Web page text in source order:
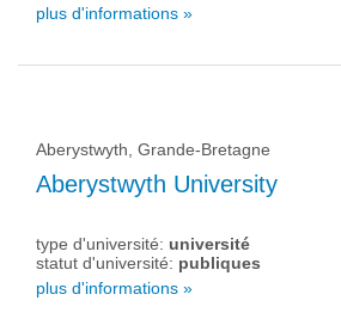
plus d'informations »
Aberystwyth, Grande-Bretagne
Aberystwyth University
type d'université: université
statut d'université: publiques
plus d'informations »